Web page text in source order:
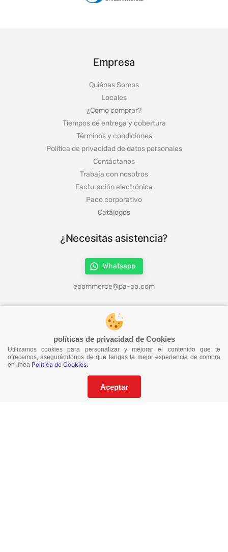
políticas de privacidad de Cookies
Utilizamos cookies para personalizar y mejorar el contenido que te
ofrecemos, asegurándonos de que tengas la mejor experiencia de compra
en línea Política de Cookies.
Aceptar
Empresa
Quiénes Somos
Locales
¿Cómo comprar?
Tiempos de entrega y cobertura
Términos y condiciones
Política de privacidad de datos personales
Contáctanos
Trabaja con nosotros
Facturación electrónica
Paco corporativo
Catálogos
¿Necesitas asistencia?
Whatsapp
ecommerce@pa-co.com
¡Síguenos en redes!
¡No te pierdas nuestras ofertas!
Suscríbete a nuestro Catalogo